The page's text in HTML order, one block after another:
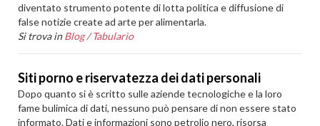
diventato strumento potente di lotta politica e diffusione di
false notizie create ad arte per alimentarla.
Si trova in Blog /Tabulario
Siti porno e riservatezza dei dati personali
Dopo quanto si è scritto sulle aziende tecnologiche e la loro
fame bulimica di dati, nessuno può pensare di non essere stato
informato. Dati e informazioni sono petrolio nero, risorsa